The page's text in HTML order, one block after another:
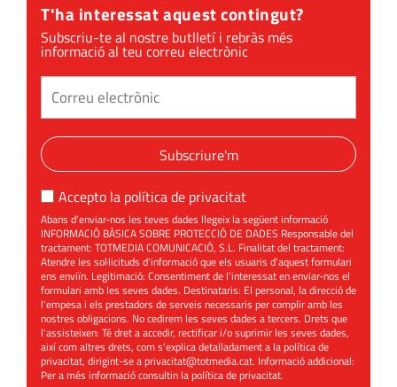
T'ha interessat aquest contingut?
Subscriu-te al nostre butlletí i rebràs més
informació al teu correu electrònic
Subscriure'm
Accepto la política de privacitat
Abans d'enviar-nos les teves dades llegeix la següent informació
INFORMACIÓ BÀSICA SOBRE PROTECCIÓ DE DADES Responsable del
tractament: TOTMEDIA COMUNICACIÓ, S.L. Finalitat del tractament:
Atendre les sol·licituds d'informació que els usuaris d'aquest formulari
ens enviïn. Legitimació: Consentiment de l'interessat en enviar-nos el
formulari amb les seves dades. Destinataris: El personal, la direcció de
l'empesa i els prestadors de serveis necessaris per complir amb les
nostres obligacions. No cedirem les seves dades a tercers. Drets que
l'assisteixen: Té dret a accedir, rectificar i/o suprimir les seves dades,
així com altres drets, com s'explica detalladament a la política de
privacitat, dirigint-se aprivacitat@totmedia.cat. Informació addicional:
Per a més informació consultin lapolítica de privacitat.